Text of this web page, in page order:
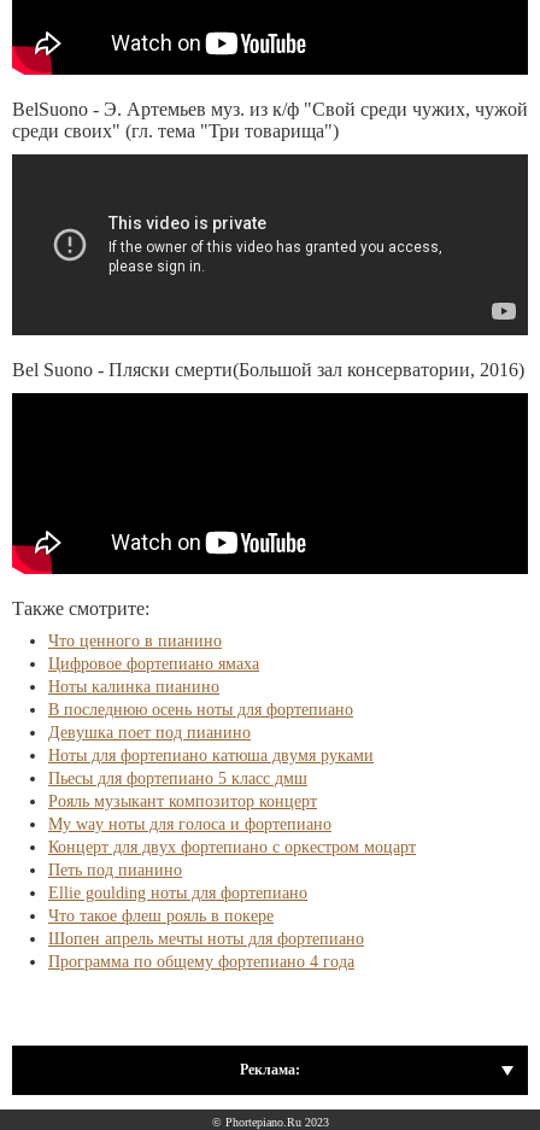
BelSuono - Э. Артемьев муз. из к/ф "Свой среди чужих, чужой
среди своих" (гл. тема "Три товарища")
Bel Suono - Пляски смерти(Большой зал консерватории, 2016)
Также смотрите:
Что ценного в пианино
Цифровое фортепиано ямаха
Ноты калинка пианино
В последнюю осень ноты для фортепиано
Девушка поет под пианино
Ноты для фортепиано катюша двумя руками
Пьесы для фортепиано 5 класс дмш
Рояль музыкант композитор концерт
My way ноты для голоса и фортепиано
Концерт для двух фортепиано с оркестром моцарт
Петь под пианино
Ellie goulding ноты для фортепиано
Что такое флеш рояль в покере
Шопен апрель мечты ноты для фортепиано
Программа по общему фортепиано 4 года
Реклама:
© Phortepiano.Ru 2023